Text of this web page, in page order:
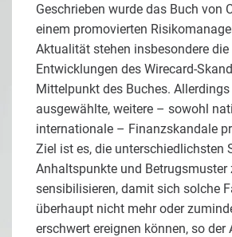
Geschrieben wurde das Buch von
einem promovierten
Aktualität stehen insbesondere die
Entwicklungen des Wirecard-
Mittelpunkt des Buches. Allerdings
ausgewählte, weitere – sowohl
internationale – Finanzskandale
Ziel ist es, die unterschiedlichsten
Anhaltspunkte und Betrugsmuster
sensibilisieren, damit sich solche
überhaupt nicht mehr oder
erschwert ereignen können, so der